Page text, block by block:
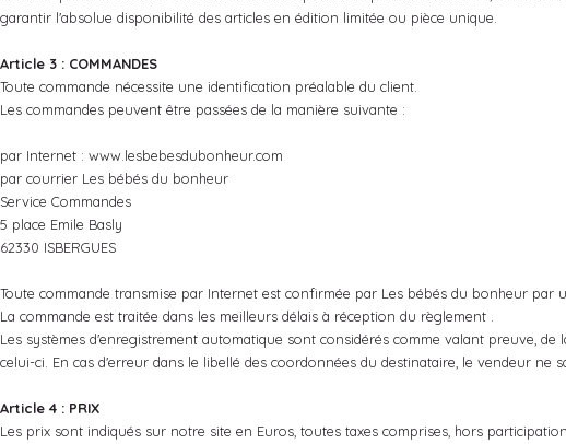
garantir l'absolue disponibilité des articles en édition limitée ou pièce unique.
Article 3 : COMMANDES
Toute commande nécessite une identification préalable du client.
Les commandes peuvent être passées de la manière suivante :
par Internet : www.lesbebesdubonheur.com
par courrier Les bébés du bonheur
Service Commandes
5 place Emile Basly
62330 ISBERGUES
Toute commande transmise par Internet est confirmée par Les bébés du bonheur
La commande est traitée dans les meilleurs délais à réception du règlement .
Les systèmes d'enregistrement automatique sont considérés comme valant preuve,
celui-ci. En cas d'erreur dans le libellé des coordonnées du destinataire, le vendeur
Article 4 : PRIX
Les prix sont indiqués sur notre site en Euros, toutes taxes comprises, hors